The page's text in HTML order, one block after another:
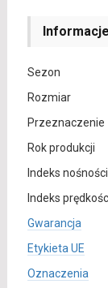
Informacje
Sezon
Rozmiar
Przeznaczenie
Rok produkcji
Indeks nośności
Indeks
Gwarancja
Etykieta UE
Oznaczenia